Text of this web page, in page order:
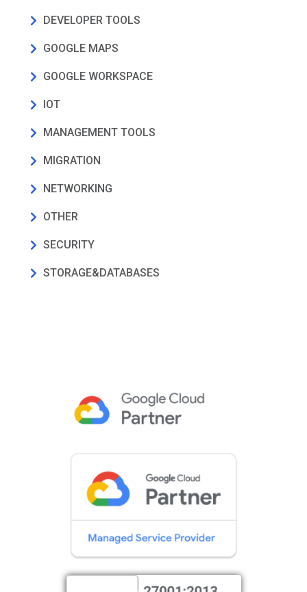
DEVELOPER TOOLS
GOOGLE MAPS
GOOGLE WORKSPACE
IOT
MANAGEMENT TOOLS
MIGRATION
NETWORKING
OTHER
SECURITY
STORAGE&DATABASES